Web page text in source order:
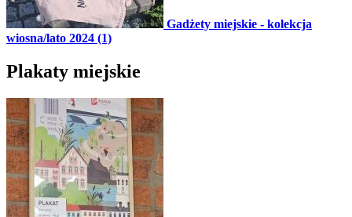
Gadżety miejskie - kolekcja
wiosna/lato 2024 (1)
Plakaty miejskie